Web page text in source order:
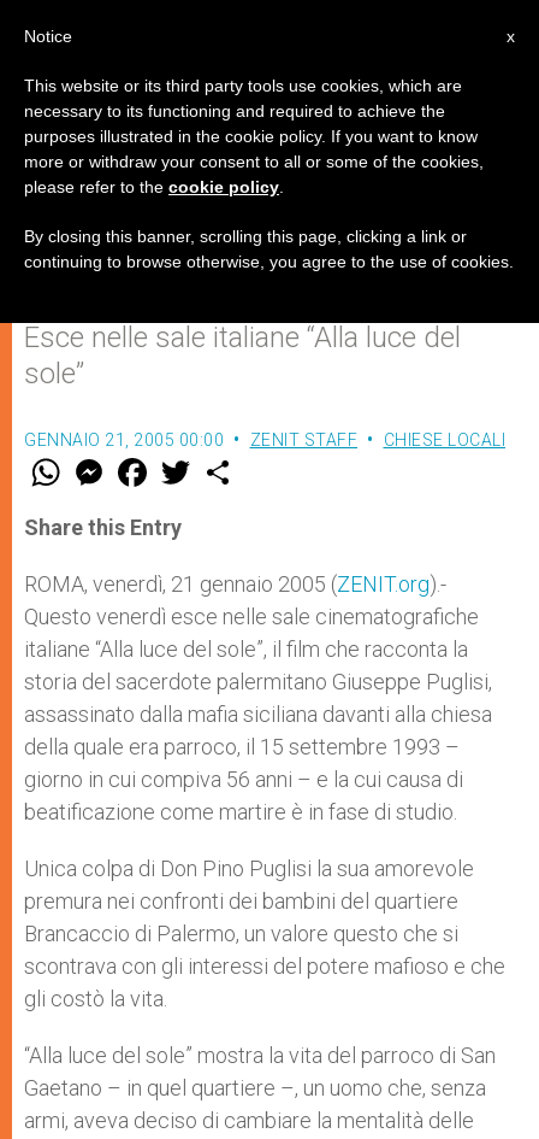
Arriva sul grande schermo la vita
di Pino Puglisi, sacerdote
assassinato dalla mafia
Esce nelle sale italiane “Alla luce del
sole”
GENNAIO 21, 2005 00:00 ZENIT STAFF CHIESE LOCALI
W
t
s
p
p
M
e
s
e
g
e
r
F
a
e
b
o
k
w
r
Share this Entry
ROMA, venerdì, 21 gennaio 2005 (ZENIT.org).-
Questo venerdì esce nelle sale cinematografiche
italiane “Alla luce del sole”, il film che racconta la
storia del sacerdote palermitano Giuseppe Puglisi,
assassinato dalla mafia siciliana davanti alla chiesa
della quale era parroco, il 15 settembre 1993 –
giorno in cui compiva 56 anni – e la cui causa di
beatificazione come martire è in fase di studio.
Unica colpa di Don Pino Puglisi la sua amorevole
premura nei confronti dei bambini del quartiere
Brancaccio di Palermo, un valore questo che si
scontrava con gli interessi del potere mafioso e che
gli costò la vita.
“Alla luce del sole” mostra la vita del parroco di San
Gaetano – in quel quartiere –, un uomo che, senza
armi, aveva deciso di cambiare la mentalità delle
x
Notice
This website or its third party tools use cookies, which are
necessary to its functioning and required to achieve the
purposes illustrated in the cookie policy. If you want to know
more or withdraw your consent to all or some of the cookies,
please refer to the cookie policy
By closing this banner, scrolling this page, clicking a link or
continuing to browse otherwise, you agree to the use of cookies.